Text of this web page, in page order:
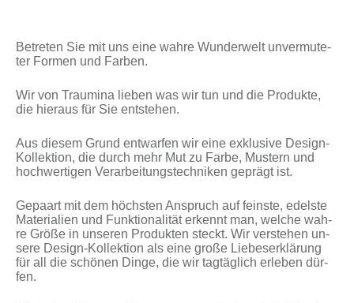
Be­tre­ten Sie mit uns ei­ne wah­re Wun­der­welt un­ver­mu­te­
ter For­men und Far­ben.
Wir von Traumi­na lie­ben was wir tun und die Pro­duk­te,
die hier­aus für Sie ent­ste­hen.
Aus die­sem Grund ent­war­fen wir ei­ne ex­klu­si­ve Design-
Kollektion, die durch mehr Mut zu Far­be, Mus­tern und
hoch­wer­ti­gen Ver­ar­bei­tungs­tech­ni­ken ge­prägt ist.
Ge­paart mit dem höchs­ten An­spruch auf feins­te, edels­te
Ma­te­ria­li­en und Funk­tio­na­li­tät er­kennt man, wel­che wah­
re Grö­ße in un­se­ren Pro­duk­ten steckt. Wir ver­ste­hen un­
se­re Design-Kollektion als ei­ne gro­ße Lie­bes­er­klä­rung
für all die schö­nen Din­ge, die wir tag­täg­lich er­le­ben dür­
fen.